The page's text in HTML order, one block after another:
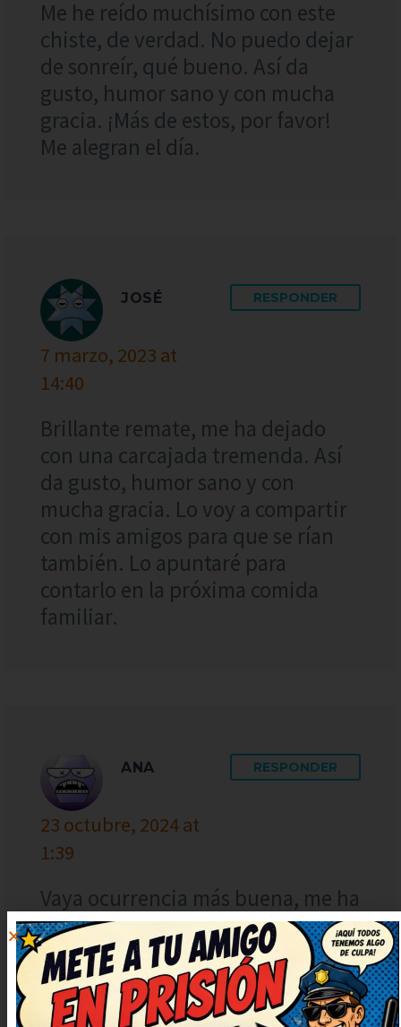
Me he reído muchísimo con este
chiste, de verdad. No puedo dejar
de sonreír, qué bueno. Así da
gusto, humor sano y con mucha
gracia. ¡Más de estos, por favor!
Me alegran el día.
JOSÉ
7 marzo, 2023 at
14:40
RESPONDER
Brillante remate, me ha dejado
con una carcajada tremenda. Así
da gusto, humor sano y con
mucha gracia. Lo voy a compartir
con mis amigos para que se rían
también. Lo apuntaré para
contarlo en la próxima comida
familiar.
ANA
23 octubre, 2024 at
1:39
RESPONDER
Vaya ocurrencia más buena, me ha
sacado una sonrisa enorme. Me
quedo con la ocurrencia final, es
genial. Seguid publicando más,
que alegran un montón. Me ha